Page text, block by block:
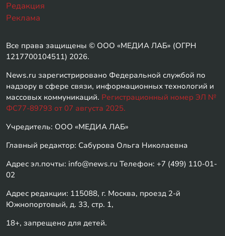
Редакция
Реклама
Все права защищены © ООО «МЕДИА ЛАБ» (ОГРН
1217700104511) 2026.
News.ru зарегистрировано Федеральной службой по
надзору в сфере связи, информационных технологий и
массовых коммуникаций. Регистрационный номер ЭЛ №
ФС77-89793 от 07 августа 2025.
Учредитель: ООО «МЕДИА ЛАБ»
Главный редактор: Сабурова Ольга Николаевна
Адрес эл.почты: info@news.ru Телефон: +7 (499) 110-01-
02
Адрес редакции: 115088, г. Москва, проезд 2-й
Южнопортовый, д. 33, стр. 1,
18+, запрещено для детей.